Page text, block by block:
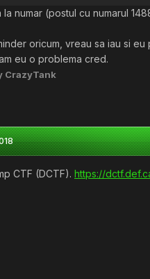
numar (postul cu numarul
oricum, vreau sa iau si eu
eu o problema cred.
CrazyTank
CTF (DCTF). https://